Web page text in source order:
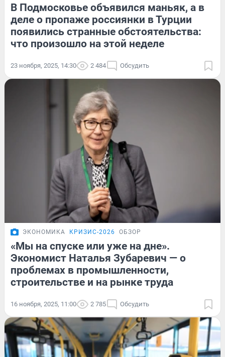
В Подмосковье объявился маньяк, а в
деле о пропаже россиянки в Турции
появились странные обстоятельства:
что произошло на этой неделе
23 ноября, 2025, 14:30 2 484 Обсудить
ЭКОНОМИКА КРИЗИС-2026 ОБЗОР
«Мы на спуске или уже на дне».
Экономист Наталья Зубаревич — о
проблемах в промышленности,
строительстве и на рынке труда
16 ноября, 2025, 11:00 2 785 Обсудить